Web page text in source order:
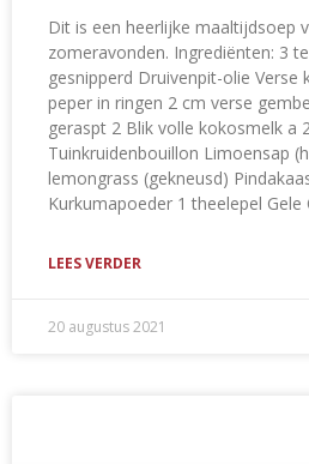
Dit is een heerlijke maaltijdsoep
zomeravonden. Ingrediënten: 3
gesnipperd Druivenpit-olie Verse
peper in ringen 2 cm verse
geraspt 2 Blik volle kokosmelk a
Tuinkruidenbouillon Limoensap
lemongrass (gekneusd)
Kurkumapoeder 1 theelepel Gele
LEES VERDER
20 augustus 2021